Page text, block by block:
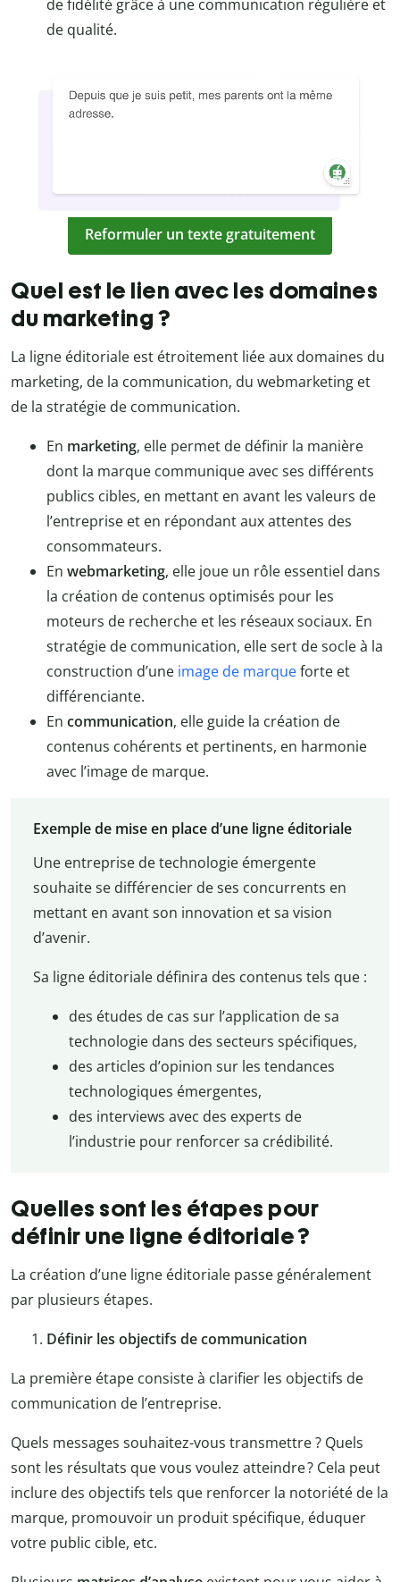
de fidélité grâce à une communication régulière et
de qualité.
Reformuler un texte gratuitement
Quel est le lien avec les domaines
du marketing ?
La ligne éditoriale est étroitement liée aux domaines du
marketing, de la communication, du webmarketing et
de la stratégie de communication.
En marketing, elle permet de définir la manière
dont la marque communique avec ses différents
publics cibles, en mettant en avant les valeurs de
l’entreprise et en répondant aux attentes des
consommateurs.
En webmarketing, elle joue un rôle essentiel dans
la création de contenus optimisés pour les
moteurs de recherche et les réseaux sociaux. En
stratégie de communication, elle sert de socle à la
construction d’une image de marqueforte et
différenciante.
En communication, elle guide la création de
contenus cohérents et pertinents, en harmonie
avec l’image de marque.
Exemple de mise en place d’une ligne éditoriale
Une entreprise de technologie émergente
souhaite se différencier de ses concurrents en
mettant en avant son innovation et sa vision
d’avenir.
Sa ligne éditoriale définira des contenus tels que :
des études de cas sur l’application de sa
technologie dans des secteurs spécifiques,
des articles d’opinion sur les tendances
technologiques émergentes,
des interviews avec des experts de
l’industrie pour renforcer sa crédibilité.
Quelles sont les étapes pour
définir une ligne éditoriale ?
La création d’une ligne éditoriale passe généralement
par plusieurs étapes.
Définir les objectifs de communication
La première étape consiste à clarifier les objectifs de
communication de l’entreprise.
Quels messages souhaitez-vous transmettre ? Quels
sont les résultats que vous voulez atteindre ? Cela peut
inclure des objectifs tels que renforcer la notoriété de la
marque, promouvoir un produit spécifique, éduquer
votre public cible, etc.